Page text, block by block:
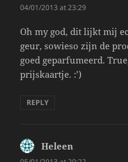
04/01/2013 at 23:29
Oh my god, dit lijkt mij
geur, sowieso zijn de
goed geparfumeerd.
prijskaartje. :’)
REPLY
Heleen